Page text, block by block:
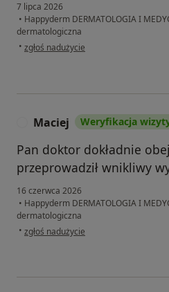
7 lipca 2026
• Happyderm DERMATOLOGIA I
dermatologiczna
• w opinii użytkownika JS
zgłoś nadużycie
Maciej Weryfikacja
Pan doktor dokładnie
przeprowadził wnikliwy
16 czerwca 2026
• Happyderm DERMATOLOGIA I
dermatologiczna
• w opinii użytkownika Maciej
zgłoś nadużycie